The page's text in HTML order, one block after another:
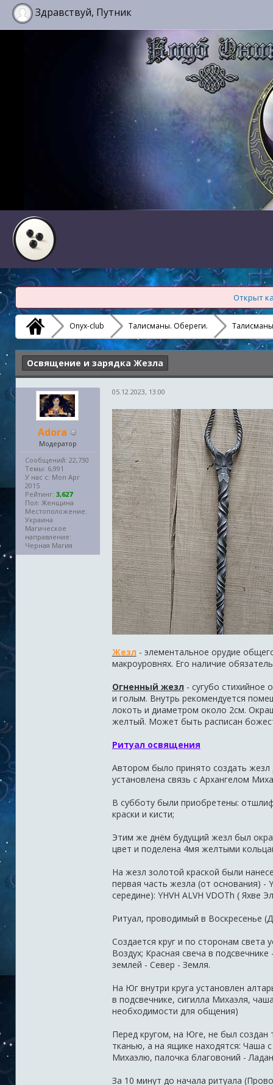
Здравствуй, Путник
Открыт
Onyx-club Талисманы. Обереги.
Освящение и зарядка Жезла
Adora
Модератор
Сообщений: 22,730
Темы: 6,991
У нас с: Mon Apr
2015
Рейтинг:3,627
Пол: Женщина
Местоположение:
Украина
Магическое
направление:
Черная Магия
05.12.2023, 13:00
Жезл- элементальное орудие
макроуровнях. Его наличие
Огненный жезл- сугубо стихийное
и голым. Внутрь рекомендуется
локоть и диаметром около 2см.
желтый. Может быть расписан
Ритуал освящения
Автором было принято создать
установлена связь с Архангелом
В субботу были приобретены:
краски и кисти;
Этим же днём будущий жезл был
цвет и поделена 4мя желтыми
На жезл золотой краской были
первая часть жезла (от основания) -
середине): YHVH ALVH VDOTh ( Яхве
Ритуал, проводимый в Воскресенье
Создается круг и по сторонам света
Воздух; Красная свеча в
землей - Север - Земля.
На Юг внутри круга установлен
в подсвечнике, сигилла Михаэля,
необходимости для общения)
Перед кругом, на Юге, не был создан
тканью, а на ящике находятся: Чаша
Михаэлю, палочка благовоний -
За 10 минут до начала ритуала